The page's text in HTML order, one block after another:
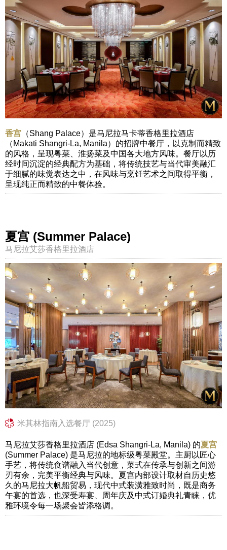
香宫 （Shang Palace）是马尼拉马卡蒂香格里拉酒店
（Makati Shangri-La, Manila）的招牌中餐厅，以克制而精致
的风格，呈现粤菜、淮扬菜及中国各大地方风味。餐厅以历
经时间沉淀的经典配方为基础，将传统技艺与当代审美融汇
于细腻的味觉表达之中，在风味与烹饪艺术之间取得平衡，
呈现纯正而精致的中餐体验。
夏宫 (Summer Palace)
马尼拉艾莎香格里拉酒店
米其林指南入选餐厅 (2025)
马尼拉艾莎香格里拉酒店 (Edsa Shangri-La, Manila) 的夏宫
(Summer Palace) 是马尼拉的地标级粤菜殿堂。主厨以匠心
手艺，将传统食谱融入当代创意，菜式在传承与创新之间游
刃有余，完美平衡经典与风味。夏宫内部设计取材自历史悠
久的马尼拉大帆船贸易，现代中式装潢雅致时尚，既是商务
午宴的首选，也深受寿宴、周年庆及中式订婚典礼青睐，优
雅环境令每一场聚会皆添格调。